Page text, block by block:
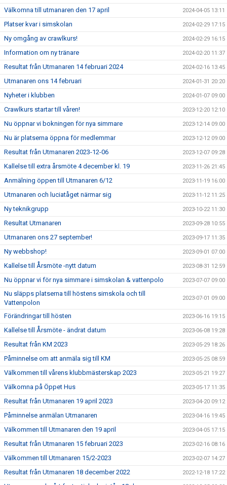
Välkomna till utmanaren den 17 april 2024-04-05 13:11
Platser kvar i simskolan 2024-02-29 17:15
Ny omgång av crawlkurs! 2024-02-29 16:15
Information om ny tränare 2024-02-20 11:37
Resultat från Utmanaren 14 februari 2024 2024-02-16 13:45
Utmanaren ons 14 februari 2024-01-31 20:20
Nyheter i klubben 2024-01-07 09:00
Crawlkurs startar till våren! 2023-12-20 12:10
Nu öppnar vi bokningen för nya simmare 2023-12-14 09:00
Nu är platserna öppna för medlemmar 2023-12-12 09:00
Resultat från Utmanaren 2023-12-06 2023-12-07 09:28
Kallelse till extra årsmöte 4 december kl. 19 2023-11-26 21:45
Anmälning öppen till Utmanaren 6/12 2023-11-19 16:00
Utmanaren och luciatåget närmar sig 2023-11-12 11:25
Ny teknikgrupp 2023-10-22 11:30
Resultat Utmanaren 2023-09-28 10:55
Utmanaren ons 27 september! 2023-09-17 11:35
Ny webbshop! 2023-09-01 07:00
Kallelse till Årsmöte -nytt datum 2023-08-31 12:59
Nu öppnar vi för nya simmare i simskolan & vattenpolo 2023-07-07 09:00
Nu släpps platserna till höstens simskola och till
Vattenpolon
2023-07-01 09:00
Förändringar till hösten 2023-06-16 19:15
Kallelse till Årsmöte - ändrat datum 2023-06-08 19:28
Resultat från KM 2023 2023-05-29 18:26
Påminnelse om att anmäla sig till KM 2023-05-25 08:59
Välkommen till vårens klubbmästerskap 2023 2023-05-21 19:27
Välkomna på Öppet Hus 2023-05-17 11:35
Resultat från Utmanaren 19 april 2023 2023-04-20 09:12
Påminnelse anmälan Utmanaren 2023-04-16 19:45
Välkommen till Utmanaren den 19 april 2023-04-05 17:15
Resultat från Utmanaren 15 februari 2023 2023-02-16 08:16
Välkommen till Utmanaren 15/2-2023 2023-02-07 14:27
Resultat från Utmanaren 18 december 2022 2022-12-18 17:22